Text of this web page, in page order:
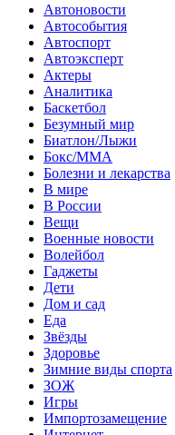
Автоновости
Автособытия
Автоспорт
Автоэксперт
Актеры
Аналитика
Баскетбол
Безумный мир
Биатлон/Лыжи
Бокс/MMA
Болезни и лекарства
В мире
В России
Вещи
Военные новости
Волейбол
Гаджеты
Дети
Дом и сад
Еда
Звёзды
Здоровье
Зимние виды спорта
ЗОЖ
Игры
Импортозамещение